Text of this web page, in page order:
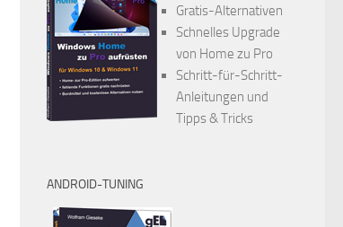
Gratis-Alternativen
Schnelles Upgrade
von Home zu Pro
Schritt-für-Schritt-
Anleitungen und
Tipps & Tricks
ANDROID-TUNING